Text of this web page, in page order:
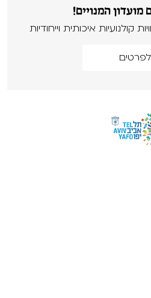
המנויים!
קולנועיות איכותית וייחודיות
לפרטים